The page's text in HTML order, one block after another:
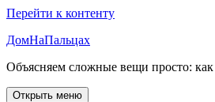
Перейти к контенту
ДомНаПальцах
Объясняем сложные вещи просто:
Открыть меню